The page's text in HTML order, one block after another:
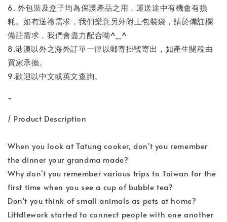
6. 外包裝及盒子均為保護產品之用，運送途中有機會有損
耗。如有送禮需求，我們樂意另外附上包裝袋，請於備註欄
備註需求，我們會盡力配合呦^_^
8.港澳以外之海外訂單一律以郵寄掛號寄出，如產生關稅由
買家承擔。
9.歡迎以中文或英文查詢。
-
/ Product Description
When you look at Tatung cooker, don't you remember
the dinner your grandma made?
Why don't you remember various trips to Taiwan for the
first time when you see a cup of bubble tea?
Don't you think of small animals as pets at home?
Littdlework started to connect people with one another